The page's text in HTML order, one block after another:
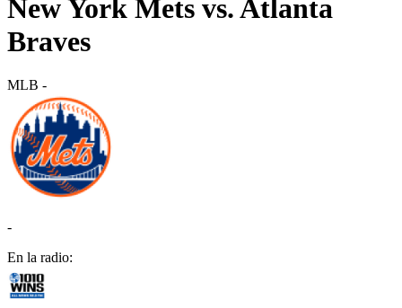
New York Mets vs. Atlanta
Braves
MLB -
-
En la radio: